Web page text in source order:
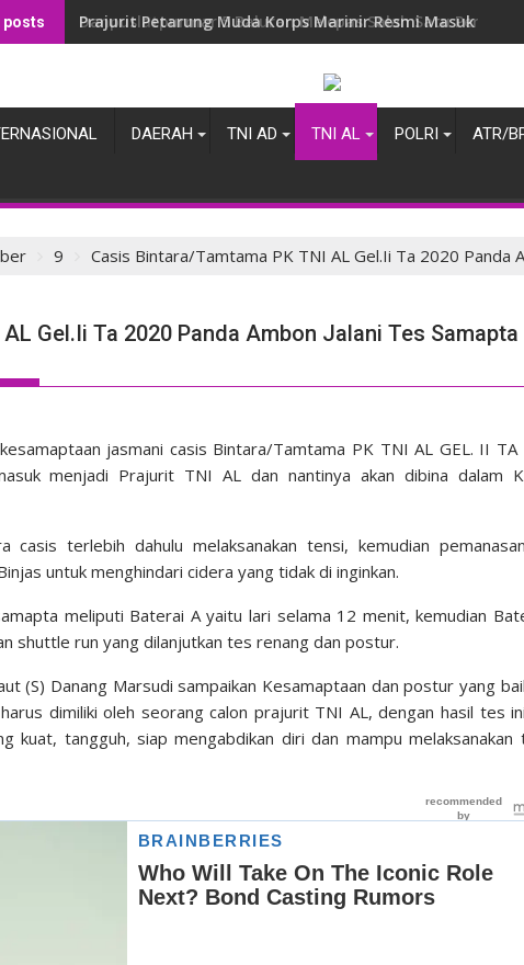
posts Danpuslatpurmar 5 Baluran Melepas Salah Satu Perwira
DAERAH TNI AD TNI AL POLRI ATR/
9 Casis Bintara/Tamtama PK TNI AL Gel.Ii Ta 2020 Panda
Gel.Ii Ta 2020 Panda Ambon Jalani Tes Samapta
jasmani casis Bintara/Tamtama PK TNI AL GEL. II TA
menjadi Prajurit TNI AL dan nantinya akan dibina dalam
casis terlebih dahulu melaksanakan tensi, kemudian
untuk menghindari cidera yang tidak di inginkan.
meliputi Baterai A yaitu lari selama 12 menit, kemudian
shuttle run yang dilanjutkan tes renang dan postur.
(S) Danang Marsudi sampaikan Kesamaptaan dan postur yang
dimiliki oleh seorang calon prajurit TNI AL, dengan hasil tes
kuat, tangguh, siap mengabdikan diri dan mampu melaksanakan